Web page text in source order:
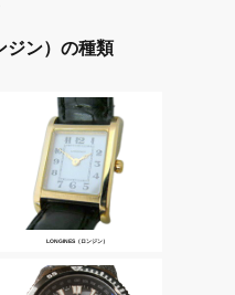
ジン）の種類
LONGINES（ロンジン）